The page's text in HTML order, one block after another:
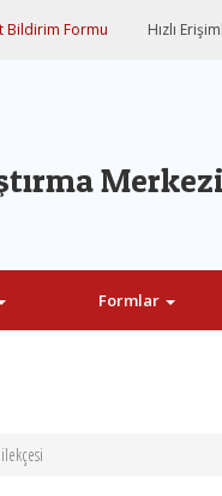
Bildirim Formu Hızlı
Formlar